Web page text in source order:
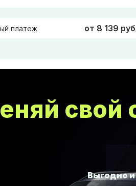
платеж от 8 139
свой